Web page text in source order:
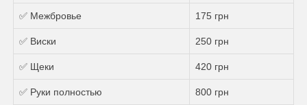
✅ Межбровье 175 грн
✅ Виски 250 грн
✅ Щеки 420 грн
✅ Руки полностью 800 грн